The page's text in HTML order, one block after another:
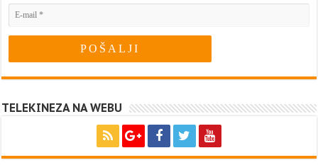
TELEKINEZA NA WEBU